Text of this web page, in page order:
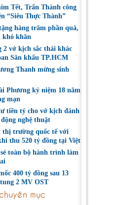
Tết, Trấn Thành công
“Siêu Thực Thành”
hàng trăm phần quà,
khó khăn
2 vở kịch sắc thái khác
Sân khấu TP.HCM
Thanh mừng sinh
Phương kỷ niệm 18 năm
mạn
tiền tỷ cho vở kịch đánh
nghệ thuật
trường quốc tế với
thu 520 tỷ đồng tại Việt
toàn bộ hành trình làm
400 tỷ đồng sau 13
2 MV OST
mục